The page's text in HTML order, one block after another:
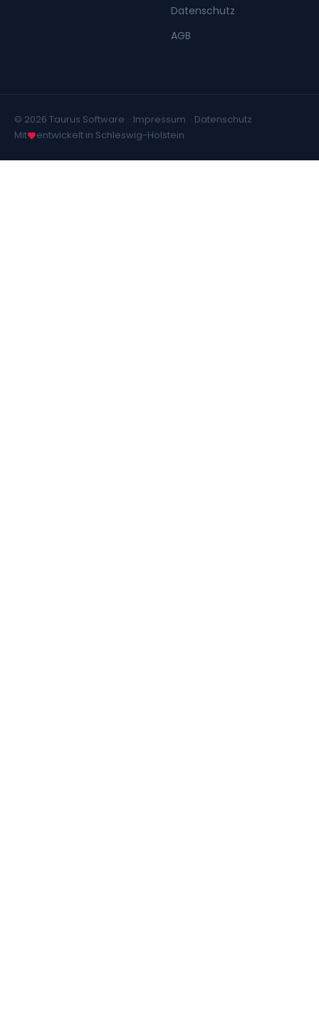
Datenschutz
AGB
© 2026 Taurus Software · Impressum · Datenschutz
Mit
entwickelt in Schleswig-Holstein